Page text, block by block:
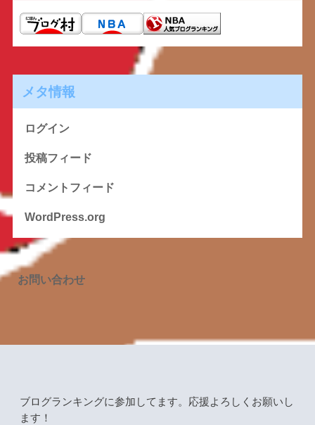
メタ情報
ログイン
投稿フィード
コメントフィード
WordPress.org
お問い合わせ
ブログランキングに参加してます。応援よろしくお願いし
ます！